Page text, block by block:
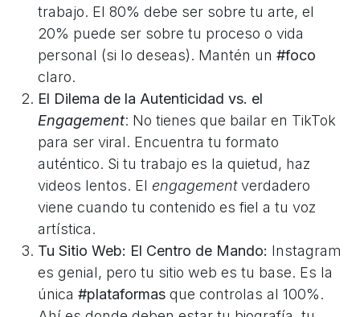
trabajo. El 80% debe ser sobre tu arte, el
20% puede ser sobre tu proceso o vida
personal (si lo deseas). Mantén un #foco
claro.
El Dilema de la Autenticidad vs. el
Engagement: No tienes que bailar en TikTok
para ser viral. Encuentra tu formato
auténtico. Si tu trabajo es la quietud, haz
videos lentos. El engagementverdadero
viene cuando tu contenido es fiel a tu voz
artística.
Tu Sitio Web: El Centro de Mando: Instagram
es genial, pero tu sitio web es tu base. Es la
única #plataformas que controlas al 100%.